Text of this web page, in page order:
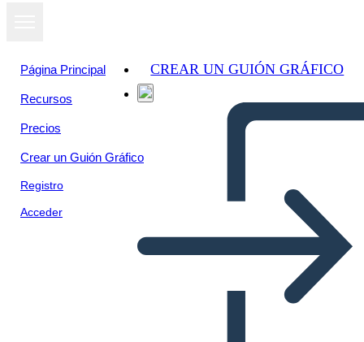
Página Principal
Recursos
Precios
Crear un Guión Gráfico
Registro
Acceder
CREAR UN GUIÓN GRÁFICO
Ver como
presentación